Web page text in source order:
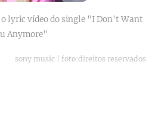
lyric vídeo do single "I Don't Want
Anymore"
sony music | foto:direitos reservados